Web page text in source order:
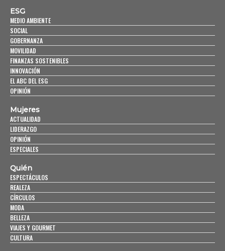
ESG
MEDIO AMBIENTE
SOCIAL
GOBERNANZA
MOVILIDAD
FINANZAS SOSTENIBLES
INNOVACIÓN
EL ABC DEL ESG
OPINIÓN
Mujeres
ACTUALIDAD
LIDERAZGO
OPINIÓN
ESPECIALES
Quién
ESPECTÁCULOS
REALEZA
CÍRCULOS
MODA
BELLEZA
VIAJES Y GOURMET
CULTURA